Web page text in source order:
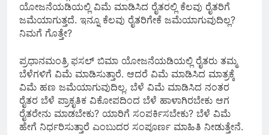
ಯೋಜನೆಯಡಿಯಲ್ಲಿ ವಿಮೆ ಮಾಡಿಸಿದ ರೈತರಲ್ಲಿ ಕೆಲವು ರೈತರಿಗೆ
ಜಮೆಯಾಗುತ್ತದೆ. ಇನ್ನೂ ಕೆಲವು ರೈತರಿಗೇಕೆ ಜಮೆಯಾಗುವುದಿಲ್ಲ?
ನಿಮಗೆ ಗೊತ್ತೇ?
ಪ್ರಧಾನಮಂತ್ರಿ ಫಸಲ್ ಬಿಮಾ ಯೋಜನೆಯಡಿಯಲ್ಲಿ ರೈತರು ತಮ್ಮ
ಬೆಳೆಗಳಿಗೆ ವಿಮೆ ಮಾಡಿಸುತ್ತಾರೆ. ಆದರೆ ವಿಮೆ ಮಾಡಿಸಿದ ಮಾತ್ರಕ್ಕೆ
ವಿಮೆ ಹಣ ಜಮೆಯಾಗುವುದಿಲ್ಲ. ಬೆಳೆ ವಿಮೆ ಮಾಡಿಸಿದ ನಂತರ
ರೈತರ ಬೆಳೆ ಪ್ರಾಕೃತಿಕ ವಿಕೋಪದಿಂದ ಬೆಳೆ ಹಾಳಾಗಿರಬೇಕು ಆಗ
ರೈತರೇನು ಮಾಡಬೇಕು? ಯಾರಿಗೆ ಸಂಪರ್ಕಿಸಬೇಕು? ಬೆಳೆ ವಿಮೆ
ಹೇಗೆ ನಿರ್ಧರಿಸುತ್ತಾರೆ ಎಂಬುದರ ಸಂಪೂರ್ಣ ಮಾಹಿತಿ ನೀಡುತ್ತೇನೆ.